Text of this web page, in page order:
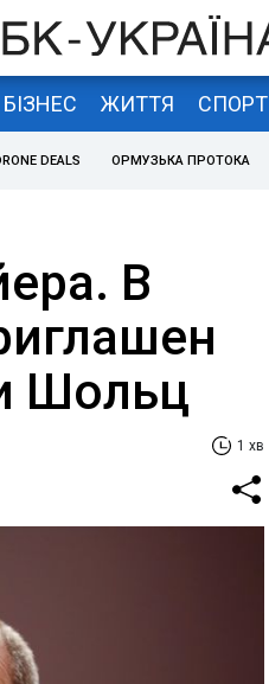
БІЗНЕС ЖИТТЯ СПОРТ
DEALS ОРМУЗЬКА ПРОТОКА
В
Шольц
1 хв